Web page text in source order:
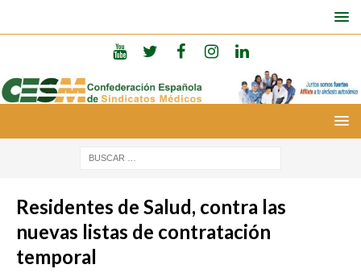
Residentes de Salud, contra las
nuevas listas de contratación
temporal